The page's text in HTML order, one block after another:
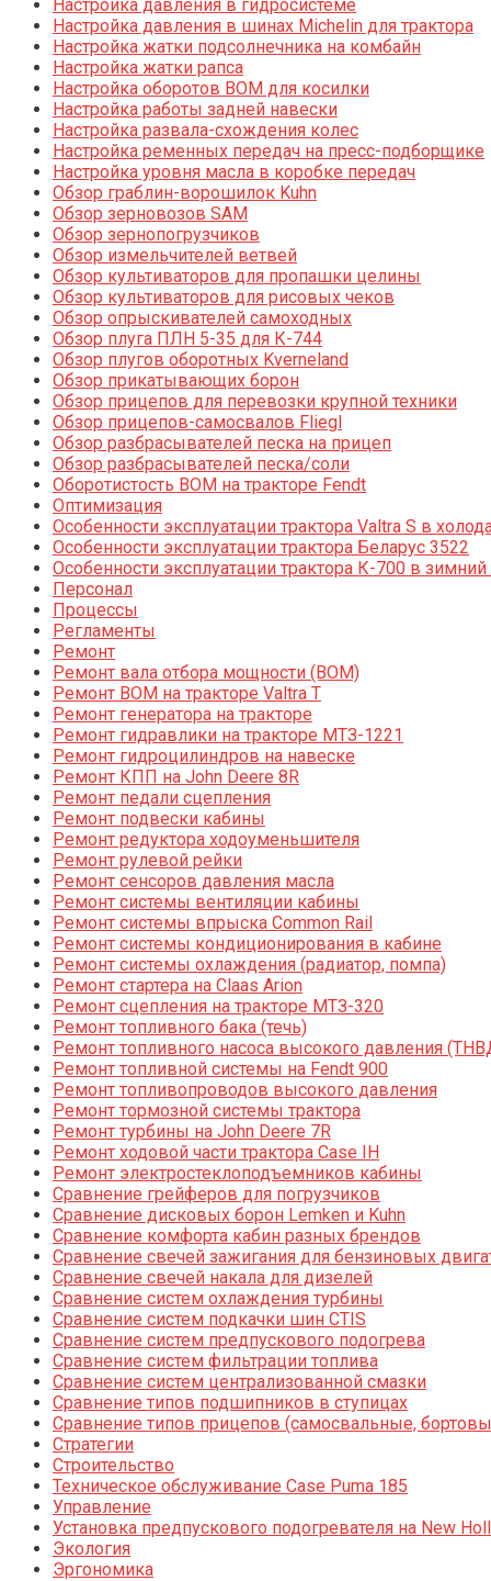
Настройка давления в гидросистеме
Настройка давления в шинах Michelin для трактора
Настройка жатки подсолнечника на комбайн
Настройка жатки рапса
Настройка оборотов ВОМ для косилки
Настройка работы задней навески
Настройка развала-схождения колес
Настройка ременных передач на пресс-подборщике
Настройка уровня масла в коробке передач
Обзор граблин-ворошилок Kuhn
Обзор зерновозов SAM
Обзор зернопогрузчиков
Обзор измельчителей ветвей
Обзор культиваторов для пропашки целины
Обзор культиваторов для рисовых чеков
Обзор опрыскивателей самоходных
Обзор плуга ПЛН 5-35 для К-744
Обзор плугов оборотных Kverneland
Обзор прикатывающих борон
Обзор прицепов для перевозки крупной техники
Обзор прицепов-самосвалов Fliegl
Обзор разбрасывателей песка на прицеп
Обзор разбрасывателей песка/соли
Оборотистость ВОМ на тракторе Fendt
Оптимизация
Особенности эксплуатации трактора Valtra S в
Особенности эксплуатации трактора Беларус 3522
Особенности эксплуатации трактора К-700 в
Персонал
Процессы
Регламенты
Ремонт
Ремонт вала отбора мощности (ВОМ)
Ремонт ВОМ на тракторе Valtra T
Ремонт генератора на тракторе
Ремонт гидравлики на тракторе МТЗ-1221
Ремонт гидроцилиндров на навеске
Ремонт КПП на John Deere 8R
Ремонт педали сцепления
Ремонт подвески кабины
Ремонт редуктора ходоуменьшителя
Ремонт рулевой рейки
Ремонт сенсоров давления масла
Ремонт системы вентиляции кабины
Ремонт системы впрыска Common Rail
Ремонт системы кондиционирования в кабине
Ремонт системы охлаждения (радиатор, помпа)
Ремонт стартера на Claas Arion
Ремонт сцепления на тракторе МТЗ-320
Ремонт топливного бака (течь)
Ремонт топливного насоса высокого давления
Ремонт топливной системы на Fendt 900
Ремонт топливопроводов высокого давления
Ремонт тормозной системы трактора
Ремонт турбины на John Deere 7R
Ремонт ходовой части трактора Case IH
Ремонт электростеклоподъемников кабины
Сравнение грейферов для погрузчиков
Сравнение дисковых борон Lemken и Kuhn
Сравнение комфорта кабин разных брендов
Сравнение свечей зажигания для бензиновых
Сравнение свечей накала для дизелей
Сравнение систем охлаждения турбины
Сравнение систем подкачки шин CTIS
Сравнение систем предпускового подогрева
Сравнение систем фильтрации топлива
Сравнение систем централизованной смазки
Сравнение типов подшипников в ступицах
Сравнение типов прицепов (самосвальные,
Стратегии
Строительство
Техническое обслуживание Case Puma 185
Управление
Установка предпускового подогревателя на New
Экология
Эргономика